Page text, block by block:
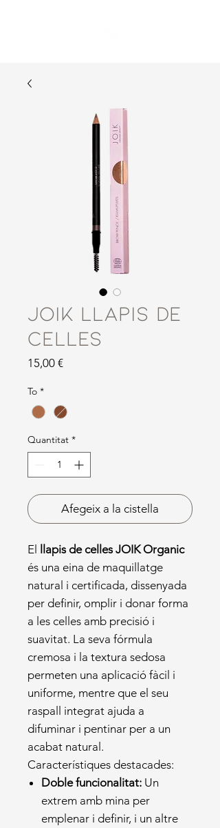
JOIK Llapis de
Celles
15,00 €Price
To *
Quantitat *
Afegeix a la cistella
El llapis de celles JOIK Organic
és una eina de maquillatge
natural i certificada, dissenyada
per definir, omplir i donar forma
a les celles amb precisió i
suavitat. La seva fórmula
cremosa i la textura sedosa
permeten una aplicació fàcil i
uniforme, mentre que el seu
raspall integrat ajuda a
difuminar i pentinar per a un
acabat natural.
Característiques destacades:
Doble funcionalitat: Un
extrem amb mina per
emplenar i definir, i un altre